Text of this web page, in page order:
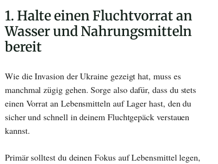
1. Halte einen Fluchtvorrat an
Wasser und Nahrungsmitteln
bereit
Wie die Invasion der Ukraine gezeigt hat, muss es
manchmal zügig gehen. Sorge also dafür, dass du stets
einen Vorrat an Lebensmitteln auf Lager hast, den du
sicher und schnell in deinem Fluchtgepäck verstauen
kannst.
Primär solltest du deinen Fokus auf Lebensmittel legen,